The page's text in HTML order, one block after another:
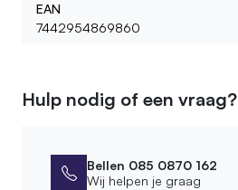
EAN
7442954869860
Hulp nodig of een vraag?
Bellen 085 0870 162
Wij helpen je graag